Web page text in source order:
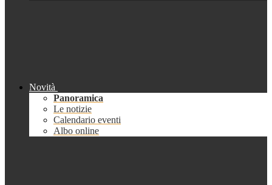
Novità
Panoramica
Le notizie
Calendario eventi
Albo online